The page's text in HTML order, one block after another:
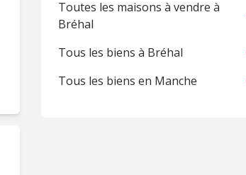
Toutes les maisons à vendre à
Bréhal
Tous les biens à Bréhal
Tous les biens en Manche